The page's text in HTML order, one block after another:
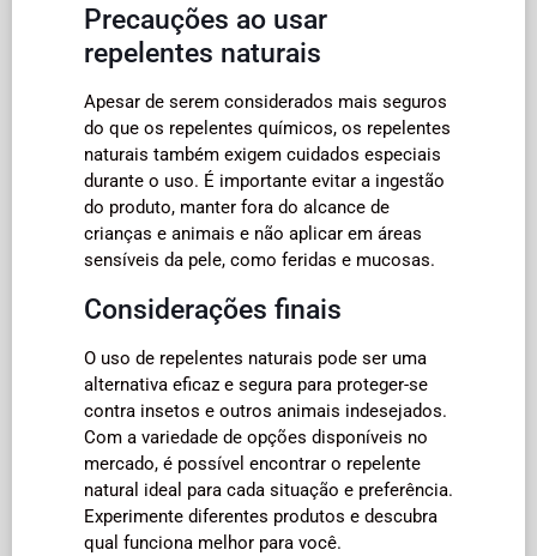
Precauções ao usar
repelentes naturais
Apesar de serem considerados mais seguros
do que os repelentes químicos, os repelentes
naturais também exigem cuidados especiais
durante o uso. É importante evitar a ingestão
do produto, manter fora do alcance de
crianças e animais e não aplicar em áreas
sensíveis da pele, como feridas e mucosas.
Considerações finais
O uso de repelentes naturais pode ser uma
alternativa eficaz e segura para proteger-se
contra insetos e outros animais indesejados.
Com a variedade de opções disponíveis no
mercado, é possível encontrar o repelente
natural ideal para cada situação e preferência.
Experimente diferentes produtos e descubra
qual funciona melhor para você.